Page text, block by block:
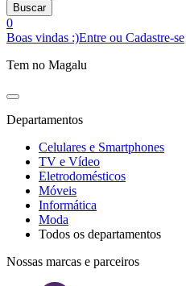
Buscar
0
Boas vindas :)Entre ou Cadastre-se
Tem no Magalu
Departamentos
Celulares e Smartphones
TV e Vídeo
Eletrodomésticos
Móveis
Informática
Moda
Todos os departamentos
Nossas marcas e parceiros